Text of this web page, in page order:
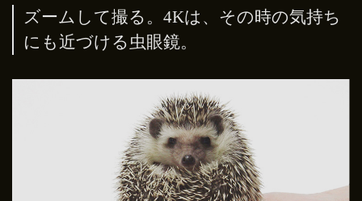
ズームして撮る。4Kは、その時の気持ち
にも近づける虫眼鏡。